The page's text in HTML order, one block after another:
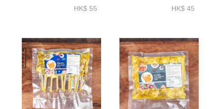
HK$ 55
HK$ 45